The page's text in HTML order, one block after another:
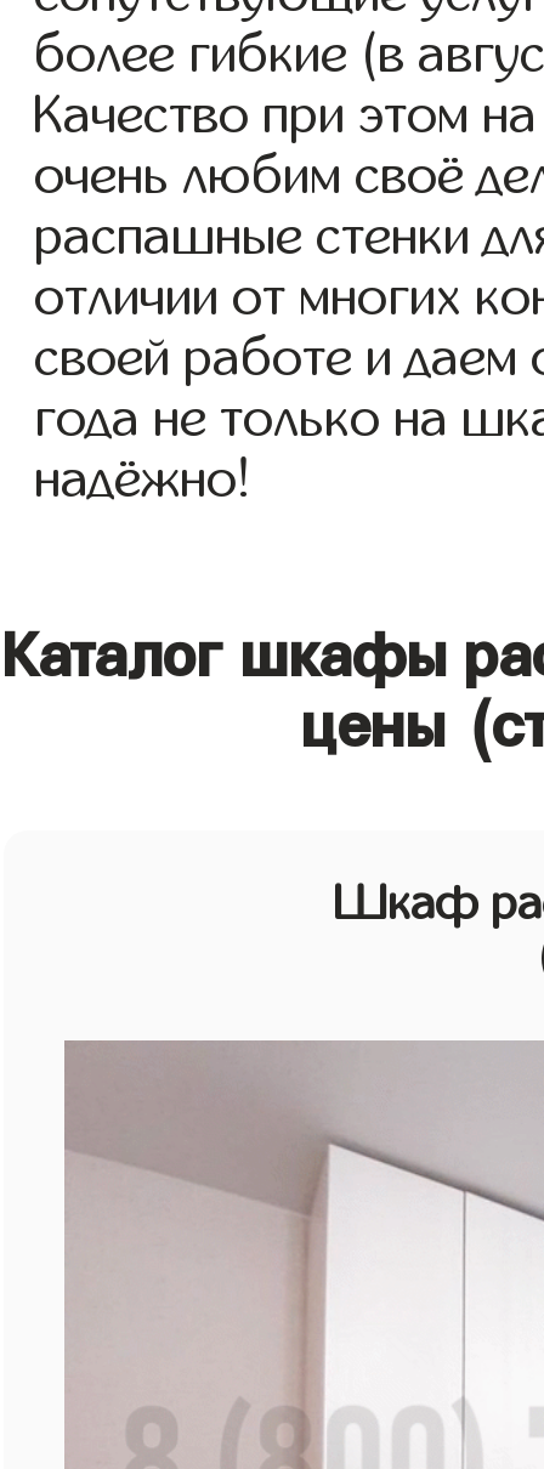
более гибкие (в
Качество при этом
очень любим своё
распашные стенки
отличии от многих
своей работе и
года не только на
надёжно!
Каталог шкафы
цены
Шкаф